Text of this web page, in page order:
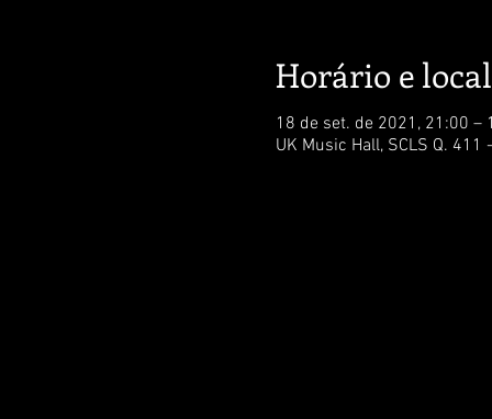
Horário e local
18 de set. de 2021, 21:00 –
UK Music Hall, SCLS Q.